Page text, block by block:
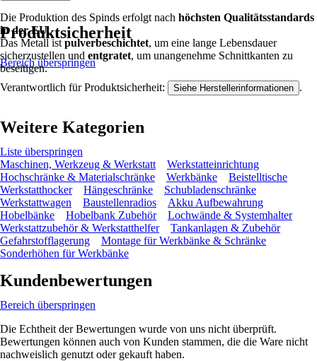
Die Produktion des Spinds erfolgt nach höchsten Qualitätsstandards
in der EU.
Das Metall ist pulverbeschichtet, um eine lange Lebensdauer
sicherzustellen und entgratet, um unangenehme Schnittkanten zu
beseitigen.
Produktsicherheit
Bereich überspringen
Verantwortlich für Produktsicherheit: Siehe Herstellerinformationen .
Weitere Kategorien
Liste überspringen
Maschinen, Werkzeug & Werkstatt
Werkstatteinrichtung
Hochschränke & Materialschränke
Werkbänke
Beistelltische
Werkstatthocker
Hängeschränke
Schubladenschränke
Werkstattwagen
Baustellenradios
Akku Aufbewahrung
Hobelbänke
Hobelbank Zubehör
Lochwände & Systemhalter
Werkstattzubehör & Werkstatthelfer
Tankanlagen & Zubehör
Gefahrstofflagerung
Montage für Werkbänke & Schränke
Sonderhöhen für Werkbänke
Kundenbewertungen
Bereich überspringen
Die Echtheit der Bewertungen wurde von uns nicht überprüft.
Bewertungen können auch von Kunden stammen, die die Ware nicht
nachweislich genutzt oder gekauft haben.